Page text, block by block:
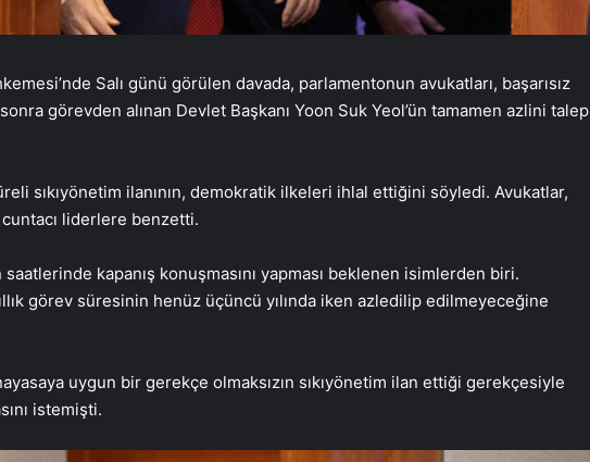
Salı günü görülen davada, parlamentonun avukatları, başarısız
görevden alınan Devlet Başkanı Yoon Suk Yeol’ün tamamen azlini talep
sıkıyönetim ilanının, demokratik ilkeleri ihlal ettiğini söyledi. Avukatlar,
liderlere benzetti.
kapanış konuşmasını yapması beklenen isimlerden biri.
görev süresinin henüz üçüncü yılında iken azledilip edilmeyeceğine
uygun bir gerekçe olmaksızın sıkıyönetim ilan ettiği gerekçesiyle
istemişti.